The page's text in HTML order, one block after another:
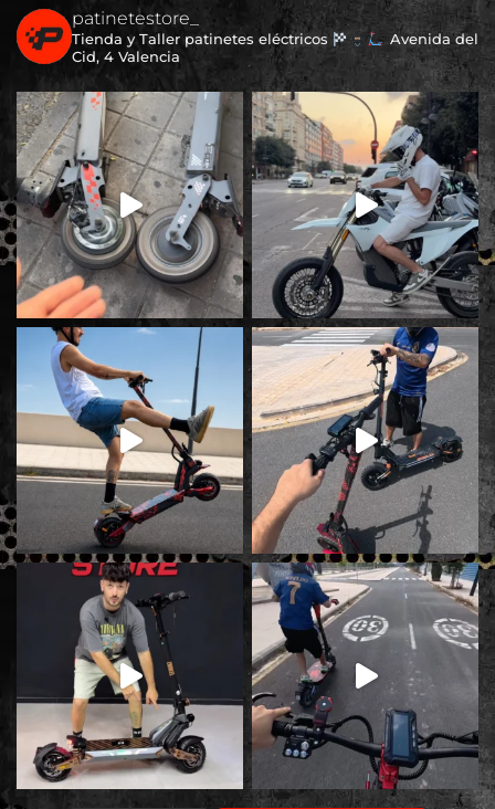
patinetestore_
Tienda y Taller patinetes eléctricos
Avenida del
Cid, 4 Valencia